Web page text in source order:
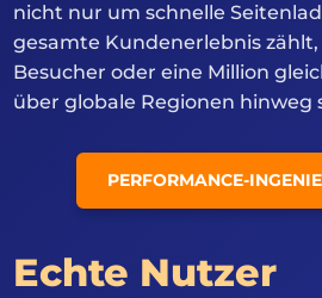
nicht nur um schnelle
gesamte Kundenerlebnis zählt,
Besucher oder eine Million
über globale Regionen hinweg
PERFORMANCE-
Echte Nutzer